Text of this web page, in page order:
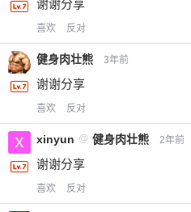
谢谢分享
喜欢 反对
健身肉壮熊 3年前
谢谢分享
喜欢 反对
xinyun @ 健身肉壮熊 2年前
谢谢分享
喜欢 反对